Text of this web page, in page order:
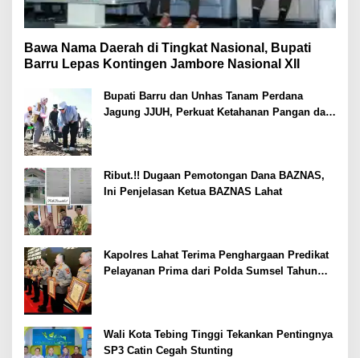
Bawa Nama Daerah di Tingkat Nasional, Bupati
Barru Lepas Kontingen Jambore Nasional XII
Bupati Barru dan Unhas Tanam Perdana
Jagung JJUH, Perkuat Ketahanan Pangan dan
Ribut.!! Dugaan Pemotongan Dana BAZNAS,
Ini Penjelasan Ketua BAZNAS Lahat
Kapolres Lahat Terima Penghargaan Predikat
Pelayanan Prima dari Polda Sumsel Tahun
Wali Kota Tebing Tinggi Tekankan Pentingnya
SP3 Catin Cegah Stunting